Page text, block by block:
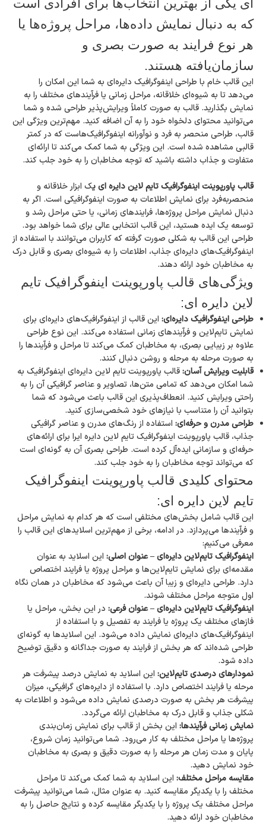
ای یکی از بهترین انتخاب‌ها برای افرادی است
که به دنبال نمایش داده‌ها، مراحل پروژه‌ها یا
هر نوع فرایند به صورت بصری و
سازمان‌یافته هستند.
این قالب خام با طراحی اینفوگرافیک دایره‌ای به شما این امکان را
می‌دهد تا به شیوه‌ای خلاقانه، مراحل زمانی یا فرآیندهای مختلف را به
نمایش بگذارید. قالب به صورت کاملاً ویرایش‌پذیر طراحی شده و شما
می‌توانید محتوای دلخواه خود را به آن اضافه کنید. مهم‌ترین ویژگی این
قالب، طراحی منحصر به فرد و نوآورانه اینفوگرافیک‌هاست که در کمتر
قالبی مشاهده شده است. این ویژگی به شما کمک می‌کند تا ارائه‌ای
متفاوت و جذاب داشته باشید که توجه مخاطبان را به خود جلب کند.
قالب پاورپوینت اینفوگرافیک تایم‌ لاین دایره ای یک ابزار خلاقانه و
منحصربه‌فرد برای نمایش اطلاعات به صورت اینفوگرافیکی است. اگر به
دنبال نمایش مراحل پروژه‌ها، فرایندهای زمانی، یا حتی مراحل رشد و
توسعه یک ایده هستید، این قالب انتخابی عالی برای شما خواهد بود.
طراحی این قالب به شکلی صورت گرفته که کاربران می‌توانند با استفاده از
اینفوگرافیک‌های دایره‌ای جذاب، اطلاعات را به شیوه‌ای بصری و قابل درک
به مخاطبان خود ارائه دهند.
ویژگی‌های قالب پاورپوینت اینفوگرافیک تایم‌
لاین دایره ای:
طراحی اینفوگرافیک دایره‌ای: این قالب از اینفوگرافیک‌های دایره‌ای برای
نمایش تایم‌لاین و فرآیندهای زمانی استفاده می‌کند. این نوع طراحی
علاوه بر زیبایی بصری، به مخاطبان کمک می‌کند تا مراحل و فرآیندها را
به صورت مرحله به مرحله و روشن دنبال کنند.
قابلیت ویرایش آسان:قالب پاورپوینت تایم‌ لاین دایره‌ای اینفوگرافیک به
شما امکان می‌دهد که تمامی متن‌ها، تصاویر و عناصر گرافیکی آن را به
راحتی ویرایش کنید. انعطاف‌پذیری این قالب باعث می‌شود که شما
بتوانید آن را متناسب با نیازهای خود شخصی‌سازی کنید.
طراحی مدرن و حرفه‌ای: استفاده از رنگ‌های مدرن و عناصر گرافیکی
جذاب، قالب پاورپوینت اینفوگرافیک تایم‌ لاین دایره ایرا برای ارائه‌های
حرفه‌ای و سازمانی ایده‌آل کرده است. طراحی بصری آن به گونه‌ای است
که می‌تواند توجه مخاطبان را به خود جلب کند.
محتوای کلیدی قالب پاورپوینت اینفوگرافیک
تایم‌ لاین دایره ای:
این قالب شامل بخش‌های مختلفی است که هر کدام به نمایش مراحل
و فرآیندها می‌پردازد. در ادامه، برخی از مهم‌ترین اسلایدهای این قالب را
معرفی می‌کنیم:
اینفوگرافیک تایم‌لاین دایره‌ای – عنوان اصلی: این اسلاید به عنوان
مقدمه‌ای برای نمایش تایم‌لاین‌ها و مراحل پروژه یا فرایند اختصاص
دارد. طراحی دایره‌ای و زیبا آن باعث می‌شود که مخاطبان در همان نگاه
اول متوجه مراحل مختلف شوند.
اینفوگرافیک تایم‌لاین دایره‌ای – عنوان فرعی: در این بخش، مراحل یا
فازهای مختلف یک پروژه یا فرایند به تفصیل و با استفاده از
اینفوگرافیک‌های دایره‌ای نمایش داده می‌شود. این اسلایدها به گونه‌ای
طراحی شده‌اند که هر بخش از فرایند به صورت جداگانه و دقیق توضیح
داده شود.
نمودارهای درصدی تایم‌لاین: این اسلاید به نمایش درصد پیشرفت هر
مرحله یا فرایند اختصاص دارد. با استفاده از دایره‌های گرافیکی، میزان
پیشرفت هر بخش به صورت درصدی نمایش داده می‌شود و اطلاعات به
شکلی جذاب و قابل درک به مخاطبان ارائه می‌گردد.
نمایش زمانی فرآیندها: این بخش از قالب برای نمایش زمان‌بندی
پروژه‌ها یا مراحل مختلف به کار می‌رود. شما می‌توانید زمان شروع،
پایان و مدت زمان هر مرحله را به صورت دقیق و بصری به مخاطبان
خود نمایش دهید.
مقایسه مراحل مختلف: این اسلاید به شما کمک می‌کند تا مراحل
مختلف را با یکدیگر مقایسه کنید. به عنوان مثال، شما می‌توانید پیشرفت
مراحل مختلف یک پروژه را با یکدیگر مقایسه کرده و نتایج حاصل را به
مخاطبان خود ارائه دهید.